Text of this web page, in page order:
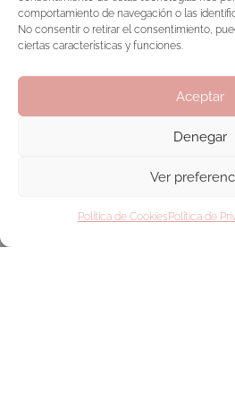
comportamiento de navegación o las
No consentir o retirar el consentimiento,
ciertas características y funciones.
Aceptar
Denegar
Ver
Política de Cookies Política de
saludables y consejos para
spam, solo contenido que nutre.
Nombre: *